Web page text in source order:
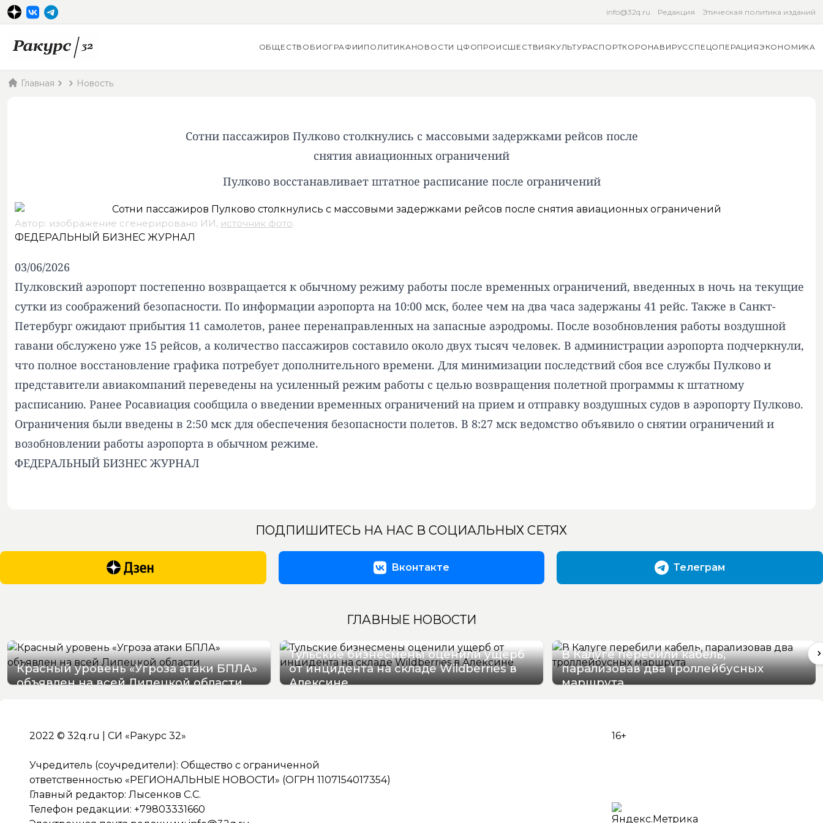
info@32q.ru Редакция Этическая политика изданий
ОБЩЕСТВО БИОГРАФИИ ПОЛИТИКАНОВОСТИ ЦФОПРОИСШЕСТВИЯ КУЛЬТУРАСПОРТКОРОНАВИРУССПЕЦОПЕРАЦИЯЭКОНОМИКА
Главная Новость
Сотни пассажиров Пулково столкнулись с массовыми задержками рейсов после
снятия авиационных ограничений
Пулково восстанавливает штатное расписание после ограничений
Автор: изображение сгенерировано ИИ, источник фото.
ФЕДЕРАЛЬНЫЙ БИЗНЕС ЖУРНАЛ
03/06/2026
Пулковский аэропорт постепенно возвращается к обычному режиму работы после временных ограничений, введенных в ночь на текущие
сутки из соображений безопасности. По информации аэропорта на 10:00 мск, более чем на два часа задержаны 41 рейс. Также в Санкт-
Петербург ожидают прибытия 11 самолетов, ранее перенаправленных на запасные аэродромы. После возобновления работы воздушной
гавани обслужено уже 15 рейсов, а количество пассажиров составило около двух тысяч человек. В администрации аэропорта подчеркнули,
что полное восстановление графика потребует дополнительного времени. Для минимизации последствий сбоя все службы Пулково и
представители авиакомпаний переведены на усиленный режим работы с целью возвращения полетной программы к штатному
расписанию. Ранее Росавиация сообщила о введении временных ограничений на прием и отправку воздушных судов в аэропорту Пулково.
Ограничения были введены в 2:50 мск для обеспечения безопасности полетов. В 8:27 мск ведомство объявило о снятии ограничений и
возобновлении работы аэропорта в обычном режиме.
ФЕДЕРАЛЬНЫЙ БИЗНЕС ЖУРНАЛ
ПОДПИШИТЕСЬ НА НАС В СОЦИАЛЬНЫХ СЕТЯХ
Вконтакте Телеграм
ГЛАВНЫЕ НОВОСТИ
Красный уровень «Угроза атаки БПЛА»
объявлен на всей Липецкой области
Тульские бизнесмены оценили ущерб
от инцидента на складе Wildberries в
Алексине
В Калуге перебили кабель,
парализовав два троллейбусных
маршрута
2022 © 32q.ru | СИ «Ракурс 32»
Учредитель (соучредители): Общество с ограниченной
ответственностью «РЕГИОНАЛЬНЫЕ НОВОСТИ» (ОГРН 1107154017354)
Главный редактор: Лысенков С.С.
Телефон редакции: +79803331660
16+